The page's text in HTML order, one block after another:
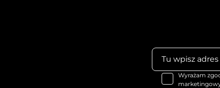
Wyrażam